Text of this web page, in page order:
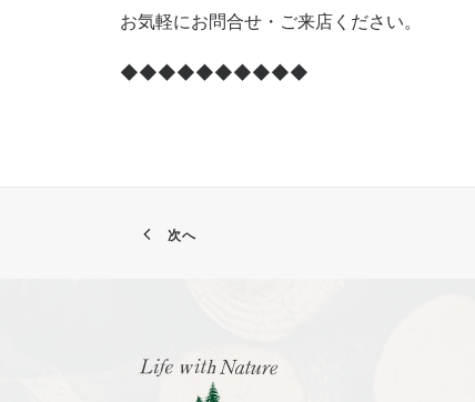
お気軽にお問合せ・ご来店ください。
◆◆◆◆◆◆◆◆◆◆
次へ